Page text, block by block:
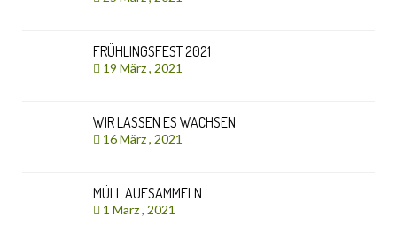
FRÜHLINGSFEST 2021
19 März , 2021
WIR LASSEN ES WACHSEN
16 März , 2021
MÜLL AUFSAMMELN
1 März , 2021